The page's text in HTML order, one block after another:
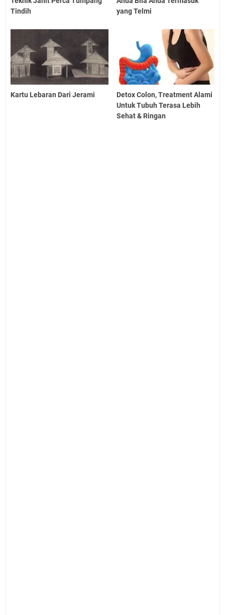
Tindih
yang Telmi
Kartu Lebaran Dari Jerami
Detox Colon, Treatment Alami
Untuk Tubuh Terasa Lebih
Sehat & Ringan